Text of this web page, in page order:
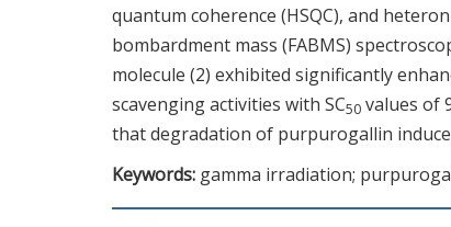
quantum coherence (HSQC), and
bombardment mass (FABMS)
molecule (2) exhibited significantly
scavenging activities with SC50 values of
that degradation of purpurogallin
Keywords: gamma irradiation;